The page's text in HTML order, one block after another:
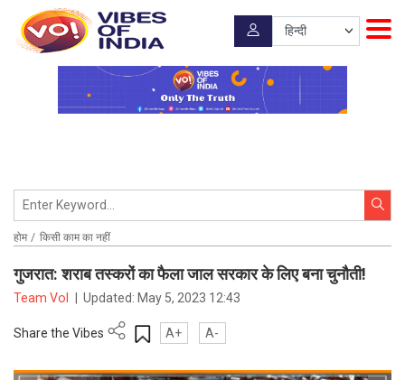
होम किसी काम का नहीं
गुजरात: शराब तस्करों का फैला जाल सरकार के लिए बना चुनौती!
Team VoI Updated: May 5, 2023 12:43
Share the Vibes A+ A-